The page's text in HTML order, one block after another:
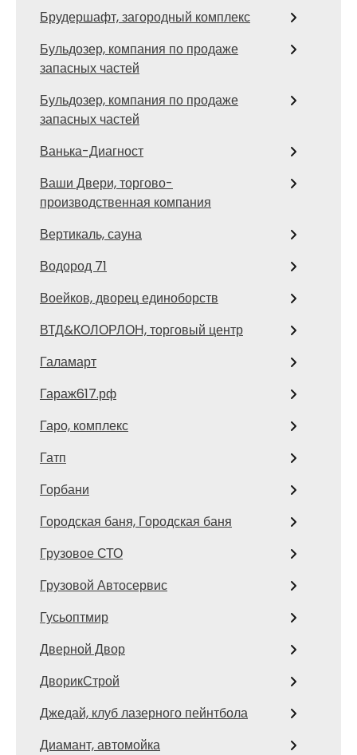
Брудершафт, загородный комплекс
Бульдозер, компания по продаже
запасных частей
Бульдозер, компания по продаже
запасных частей
Ванька-Диагност
Ваши Двери, торгово-
производственная компания
Вертикаль, сауна
Водород 71
Воейков, дворец единоборств
ВТД&КОЛОРЛОН, торговый центр
Галамарт
Гараж617.рф
Гаро, комплекс
Гатп
Горбани
Городская баня, Городская баня
Грузовое СТО
Грузовой Автосервис
Гусьоптмир
Дверной Двор
ДворикСтрой
Джедай, клуб лазерного пейнтбола
Диамант, автомойка